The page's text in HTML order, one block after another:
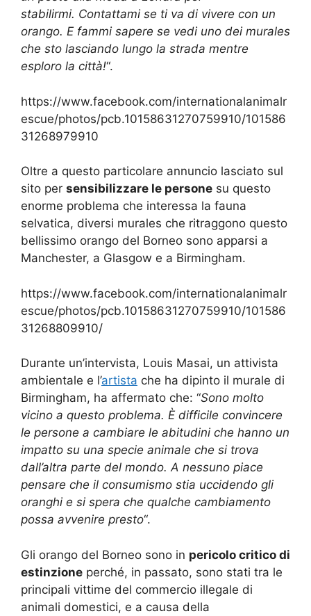
stabilirmi. Contattami se ti va di vivere con un
orango. E fammi sapere se vedi uno dei murales
che sto lasciando lungo la strada mentre
esploro la città!“.
https://www.facebook.com/internationalanimalr
escue/photos/pcb.10158631270759910/101586
31268979910
Oltre a questo particolare annuncio lasciato sul
sito per sensibilizzare le persone su questo
enorme problema che interessa la fauna
selvatica, diversi murales che ritraggono questo
bellissimo orango del Borneo sono apparsi a
Manchester, a Glasgow e a Birmingham.
https://www.facebook.com/internationalanimalr
escue/photos/pcb.10158631270759910/101586
31268809910/
Durante un’intervista, Louis Masai, un attivista
ambientale e l’artista che ha dipinto il murale di
Birmingham, ha affermato che: “Sono molto
vicino a questo problema. È difficile convincere
le persone a cambiare le abitudini che hanno un
impatto su una specie animale che si trova
dall’altra parte del mondo. A nessuno piace
pensare che il consumismo stia uccidendo gli
oranghi e si spera che qualche cambiamento
possa avvenire presto“.
Gli orango del Borneo sono in pericolo critico di
estinzione perché, in passato, sono stati tra le
principali vittime del commercio illegale di
animali domestici, e a causa della